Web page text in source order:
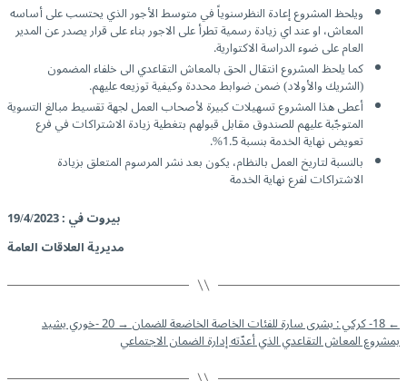
ويلحظ المشروع إعادة النظرسنوياً في متوسط الأجور الذي يحتسب على أساسه
المعاش، او عند اي زيادة رسمية تطرأ على الاجور بناء على قرار يصدر عن المدير
العام على ضوء الدراسة الاكتوارية.
كما يلحظ المشروع انتقال الحق بالمعاش التقاعدي الى خلفاء المضمون
(الشريك والأولاد) ضمن ضوابط محددة وكيفية توزيعه عليهم.
أعطى هذا المشروع تسهيلات كبيرة لأصحاب العمل لجهة تقسيط مبالغ التسوية
المتوجّبة عليهم للصندوق مقابل قبولهم بتغطية زيادة الاشتراكات في فرع
تعويض نهاية الخدمة بنسبة 1.5%.
بالنسبة لتاريخ العمل بالنظام، يكون بعد نشر المرسوم المتعلق بزيادة
الاشتراكات لفرع نهاية الخدمة
بيروت في : 19/4/2023
مديرية العلاقات العامة
←18- كركي : بشرى سارة للفئات الخاصة الخاضعة للضمان → 20 -خوري يشيد
بمشروع المعاش التقاعدي الذي أعدّته إدارة الضمان الاجتماعي